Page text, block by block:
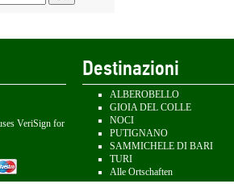
VeriSign for
Destinazioni
ALBEROBELLO
GIOIA DEL COLLE
NOCI
PUTIGNANO
SAMMICHELE DI BARI
TURI
Alle Ortschaften